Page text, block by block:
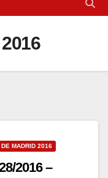
MADRID 2016
2016 –